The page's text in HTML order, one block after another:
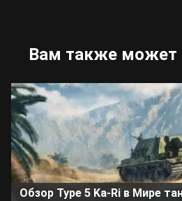
Вам также может
Обзор Type 5 Ka-Ri в Мире